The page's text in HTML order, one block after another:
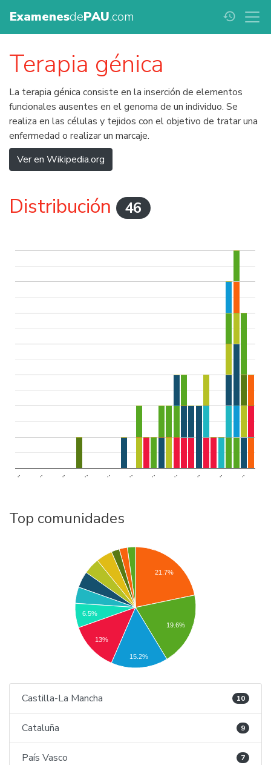
ExamenesdePAU.com history
Terapia génica
La terapia génica consiste en la inserción de elementos
funcionales ausentes en el genoma de un individuo. Se
realiza en las células y tejidos con el objetivo de tratar una
enfermedad o realizar un marcaje.
Ver en Wikipedia.org
Distribución 46
.. .. .. .. .. .. .. .. .. .. ..
Top comunidades
21.7%
19.6%
6.5%
13%
15.2%
Castilla-La Mancha 10
Cataluña 9
País Vasco 7